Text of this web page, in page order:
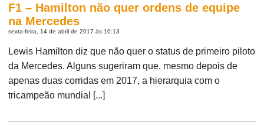
F1 – Hamilton não quer ordens de equipe
na Mercedes
sexta-feira, 14 de abril de 2017 às 10:13
Lewis Hamilton diz que não quer o status de primeiro piloto
da Mercedes. Alguns sugeriram que, mesmo depois de
apenas duas corridas em 2017, a hierarquia com o
tricampeão mundial [...]